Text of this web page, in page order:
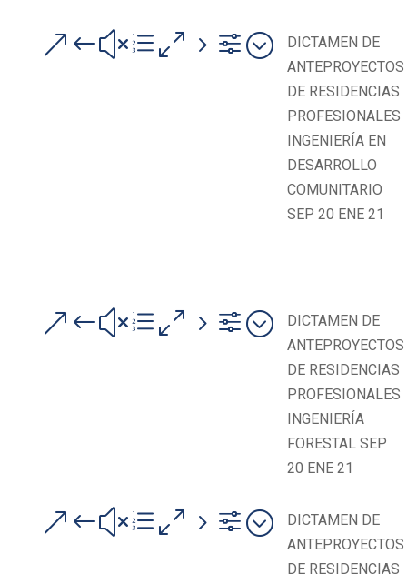
&#xe05f;
DICTAMEN DE
ANTEPROYECTOS
DE RESIDENCIAS
PROFESIONALES
INGENIERÍA EN
DESARROLLO
COMUNITARIO
SEP 20 ENE 21
&#xe05f;
DICTAMEN DE
ANTEPROYECTOS
DE RESIDENCIAS
PROFESIONALES
INGENIERÍA
FORESTAL SEP
20 ENE 21
&#xe05f;
DICTAMEN DE
ANTEPROYECTOS
DE RESIDENCIAS